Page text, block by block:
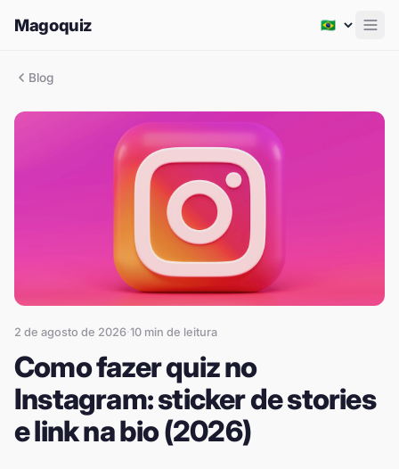
Magoquiz
Blog
2 de agosto de 2026·10 min de leitura
Como fazer quiz no
Instagram: sticker de stories
e link na bio (2026)